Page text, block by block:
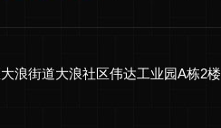
浪街道大浪社区伟达工业园A栋2楼